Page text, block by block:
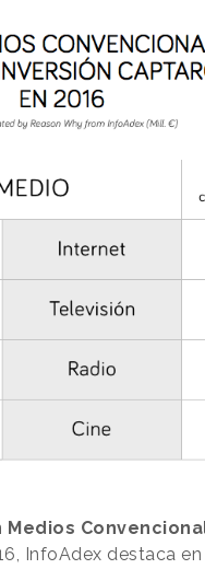
Medios
InfoAdex destaca